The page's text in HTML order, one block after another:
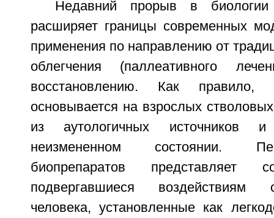
Недавний прорыв в биологии
расширяет границы современных
применения по направлению от
облегчения (паллеативного
восстановлению. Как правило,
основывается на взрослых
из аутологичных источников
неизмененном состоянии.
биопрепаратов
подвергавшиеся воздействиям
человека, установленные как